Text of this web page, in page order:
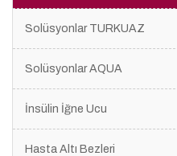
Solüsyonlar TURKUAZ
Solüsyonlar AQUA
İnsülin İğne Ucu
Hasta Altı Bezleri